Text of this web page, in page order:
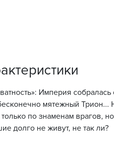
Империя
мятежный
по знаменам врагов,
долго не живут, не так ли?